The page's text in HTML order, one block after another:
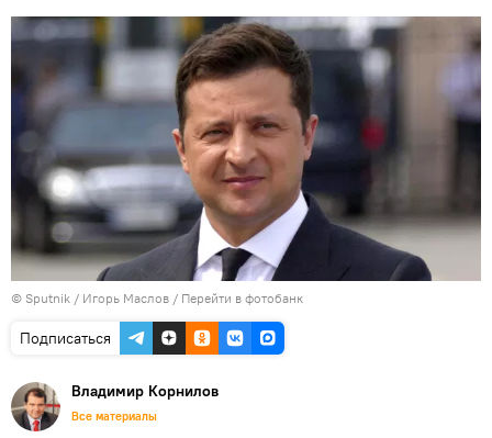
© Sputnik / Игорь Маслов / Перейти в фотобанк
Подписаться
Владимир Корнилов
Все материалы